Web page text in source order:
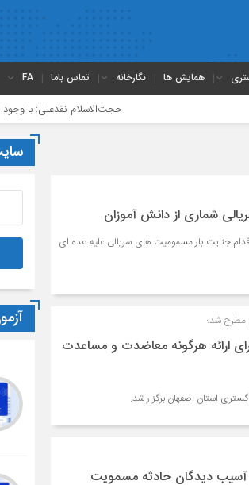
همایش ها نگارخانه تماس باما FA
حجت‌الاسلام نقدعلی: با وجود
شماری از دانش آموزان
جنايت بار مسموميت های سريالی عليه عده ای
مطرح شد؛
ارائه هرگونه معاضدت و مساعدت
استان اصفهان برگزار شد.
آسیب دیدگان حادثه مسمویت